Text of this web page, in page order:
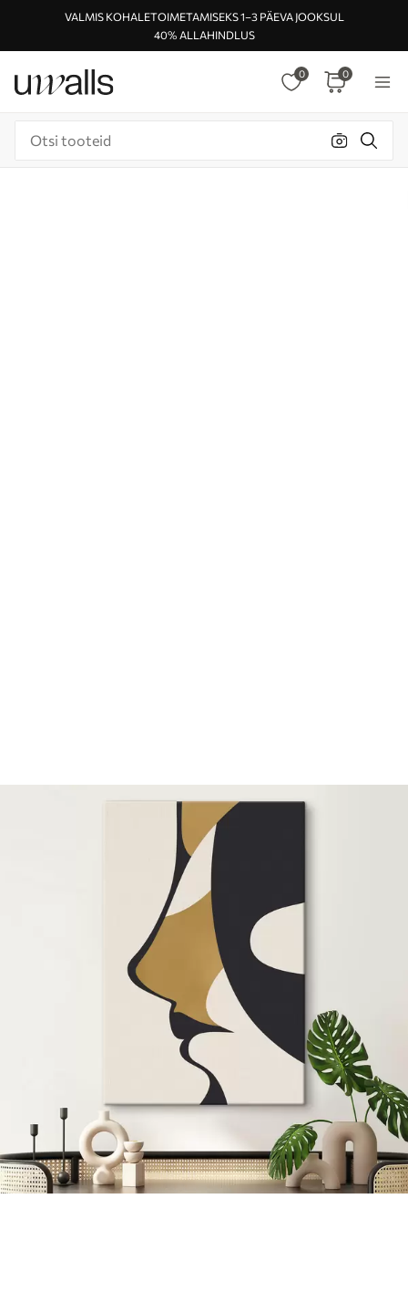
VALMIS KOHALETOIMETAMISEKS 1–3 PÄEVA JOOKSUL
40% ALLAHINDLUS
0 0